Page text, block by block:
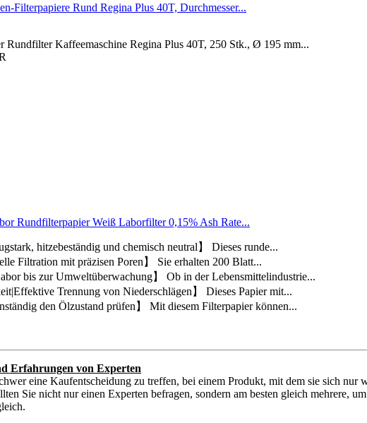
Filterpapiere Rund Regina Plus 40T, Durchmesser...
Rundfilter Kaffeemaschine Regina Plus 40T, 250 Stk., Ø 195 mm...
Rundfilterpapier Weiß Laborfilter 0,15% Ash Rate...
hitzebeständig und chemisch neutral】 Dieses runde...
Filtration mit präzisen Poren】 Sie erhalten 200 Blatt...
bis zur Umweltüberwachung】 Ob in der Lebensmittelindustrie...
Trennung von Niederschlägen】 Dieses Papier mit...
den Ölzustand prüfen】 Mit diesem Filterpapier können...
Erfahrungen von Experten
eine Kaufentscheidung zu treffen, bei einem Produkt, mit dem sie sich
Sie nicht nur einen Experten befragen, sondern am besten gleich mehrere,